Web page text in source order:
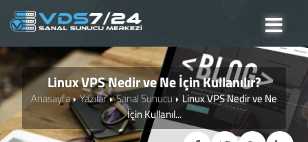
Linux VPS Nedir ve Ne İçin Kullanılır?
Anasayfa Yazılar Sanal Sunucu
Linux VPS Nedir ve Ne
İçin Kullanıl...